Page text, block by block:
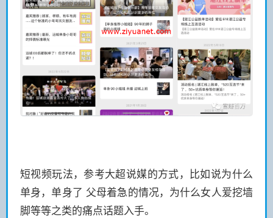
短视频玩法，参考大超说媒的方式，比如说为什么
单身，单身了 父母着急的情况，为什么女人爱挖墙
脚等等之类的痛点话题入手。